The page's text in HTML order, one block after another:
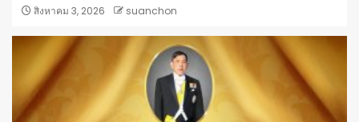
สิงหาคม 3, 2026 suanchon